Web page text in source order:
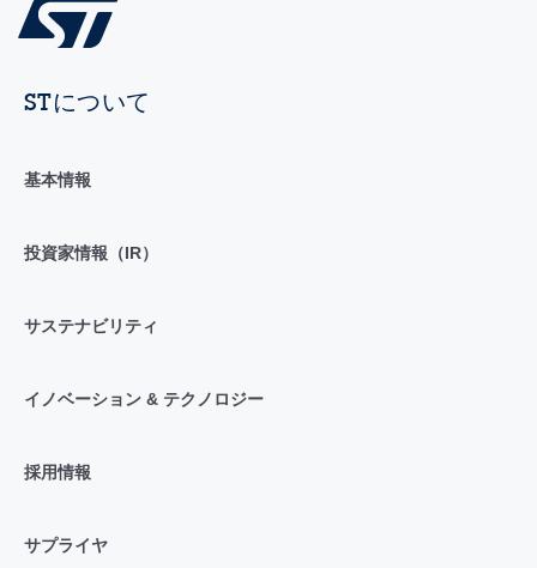
STについて
基本情報
投資家情報（IR）
サステナビリティ
イノベーション & テクノロジー
採用情報
サプライヤ